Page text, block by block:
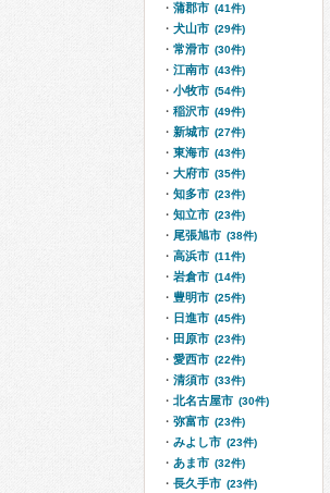
蒲郡市 (41件)
犬山市 (29件)
常滑市 (30件)
江南市 (43件)
小牧市 (54件)
稲沢市 (49件)
新城市 (27件)
東海市 (43件)
大府市 (35件)
知多市 (23件)
知立市 (23件)
尾張旭市 (38件)
高浜市 (11件)
岩倉市 (14件)
豊明市 (25件)
日進市 (45件)
田原市 (23件)
愛西市 (22件)
清須市 (33件)
北名古屋市 (30件)
弥富市 (23件)
みよし市 (23件)
あま市 (32件)
長久手市 (23件)